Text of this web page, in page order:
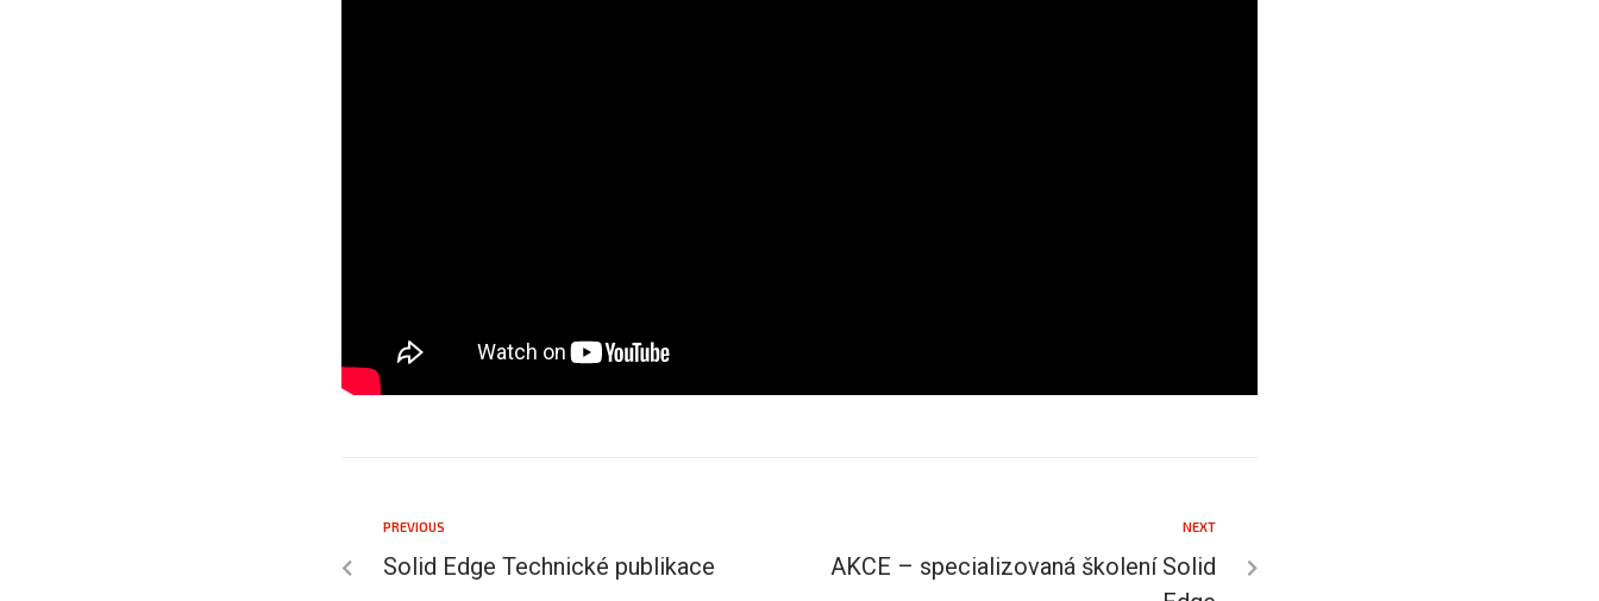
PREVIOUS
Solid Edge Technické publikace
NEXT
AKCE – specializovaná školení Solid